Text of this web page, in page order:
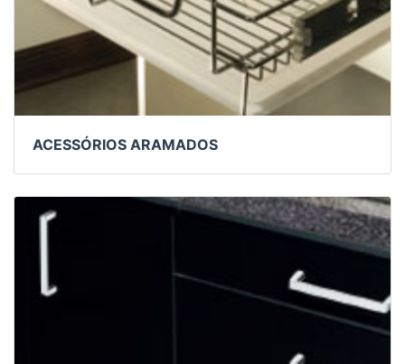
ACESSÓRIOS ARAMADOS